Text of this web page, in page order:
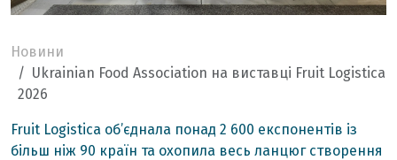
Новини
Ukrainian Food Association на виставці Fruit Logistica
2026
Fruit Logistica об’єднала понад 2 600 експонентів із
більш ніж 90 країн та охопила весь ланцюг створення